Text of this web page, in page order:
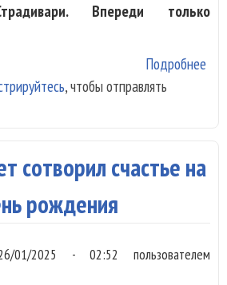
Впереди только
Подробнее
, чтобы отправлять
сотворил счастье на
рождения
01/2025 - 02:52
пользователем